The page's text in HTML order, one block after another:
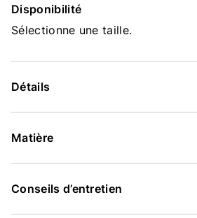
Disponibilité
Sélectionne une taille.
Détails
Matière
Conseils d’entretien